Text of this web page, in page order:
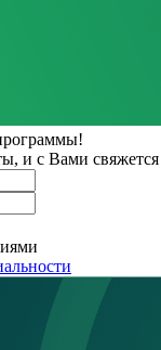
и с Вами